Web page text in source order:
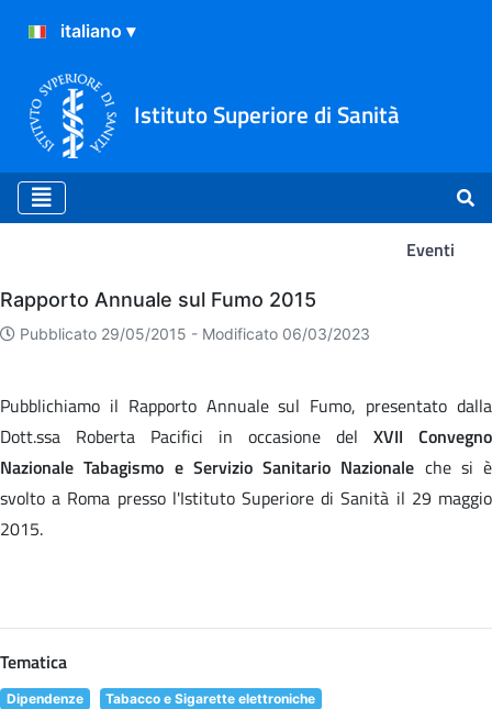
Istituto Superiore di Sanità
Eventi
Eventi
Rapporto Annuale sul Fumo 2015
Pubblicato 29/05/2015 - Modificato 06/03/2023
Pubblichiamo il Rapporto Annuale sul Fumo, presentato dalla
Dott.ssa Roberta Pacifici in occasione del XVII Convegno
Nazionale Tabagismo e Servizio Sanitario Nazionale che si è
svolto a Roma presso l'Istituto Superiore di Sanità il 29 maggio
2015.
Tematica
Dipendenze Tabacco e Sigarette elettroniche